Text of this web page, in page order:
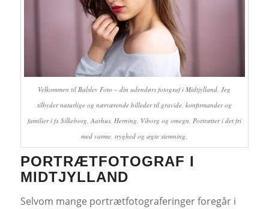
Velkommen til Balslev Foto – din udendørs fotograf i Midtjylland. Jeg
tilbyder naturlige og nærværende billeder til gravide, konfirmander og
familier i fx Silkeborg, Aarhus, Herning, Viborg og omegn. Portrætter i det fri
med varme, tryghed og ægte stemning.
PORTRÆTFOTOGRAF I
MIDTJYLLAND
Selvom mange portrætfotograferinger foregår i